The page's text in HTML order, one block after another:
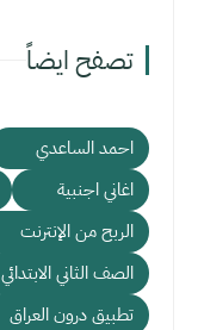
تصفح ايضاً
احمد الساعدي
اغاني اجنبية
الربح من الإنترنت
الصف الثاني الابتدائي
تطبيق درون العراق